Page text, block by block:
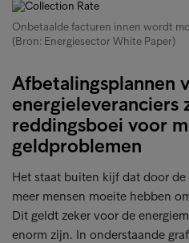
Onbetaalde facturen innen wordt
(Bron: Energiesector White Paper)
Afbetalingsplannen
energieleveranciers
reddingsboei voor
geldproblemen
Het staat buiten kijf dat door
meer mensen moeite hebben
Dit geldt zeker voor de
enorm zijn. In onderstaande